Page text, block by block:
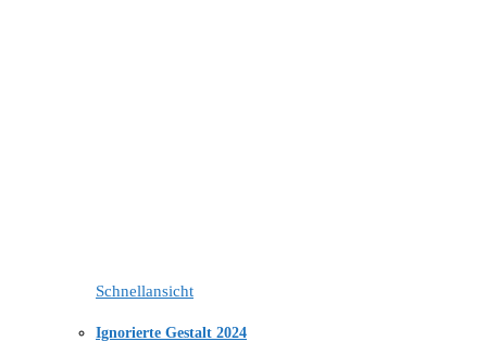
Schnellansicht
Ignorierte Gestalt 2024